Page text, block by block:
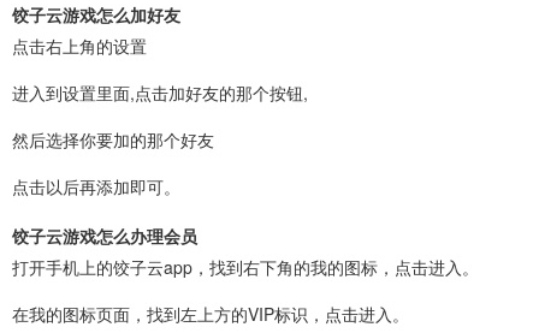
饺子云游戏怎么加好友
点击右上角的设置
进入到设置里面,点击加好友的那个按钮,
然后选择你要加的那个好友
点击以后再添加即可。
饺子云游戏怎么办理会员
打开手机上的饺子云app，找到右下角的我的图标，点击进入。
在我的图标页面，找到左上方的VIP标识，点击进入。